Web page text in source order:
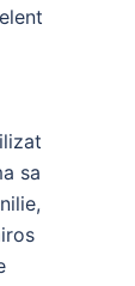
sa